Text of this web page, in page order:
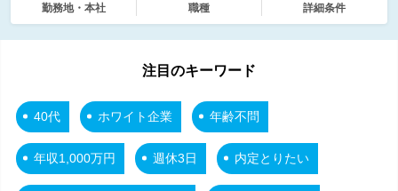
勤務地・本社 職種 詳細条件
注目のキーワード
40代 ホワイト企業 年齢不問
年収1,000万円 週休3日 内定とりたい